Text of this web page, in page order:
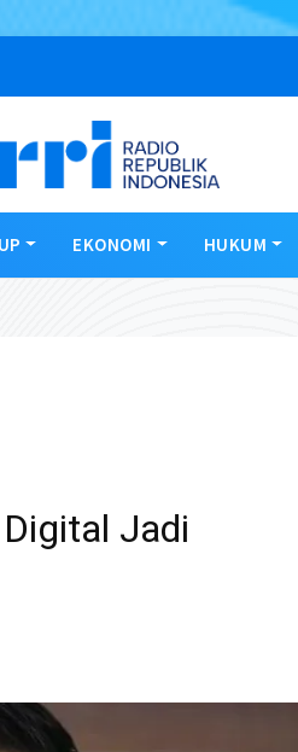
EKONOMI HUKUM
Jadi